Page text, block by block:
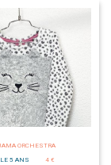
ORCHESTRA
5 ANS
4 €